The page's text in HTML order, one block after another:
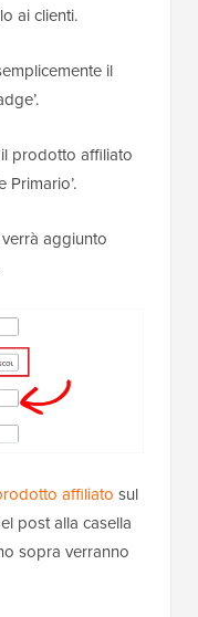
ai clienti.
il
prodotto affiliato
Primario’.
aggiunto
affiliato sul
post alla casella
sopra verranno